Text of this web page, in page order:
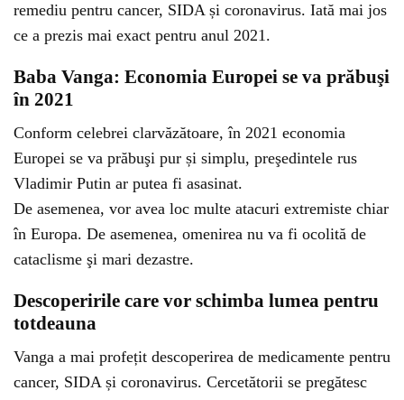
remediu pentru cancer, SIDA și coronavirus. Iată mai jos
ce a prezis mai exact pentru anul 2021.
Baba Vanga: Economia Europei se va prăbuşi
în 2021
Conform celebrei clarvăzătoare, în 2021 economia
Europei se va prăbuşi pur și simplu, preşedintele rus
Vladimir Putin ar putea fi asasinat.
De asemenea, vor avea loc multe atacuri extremiste chiar
în Europa. De asemenea, omenirea nu va fi ocolită de
cataclisme şi mari dezastre.
Descoperirile care vor schimba lumea pentru
totdeauna
Vanga a mai profețit descoperirea de medicamente pentru
cancer, SIDA și coronavirus. Cercetătorii se pregătesc